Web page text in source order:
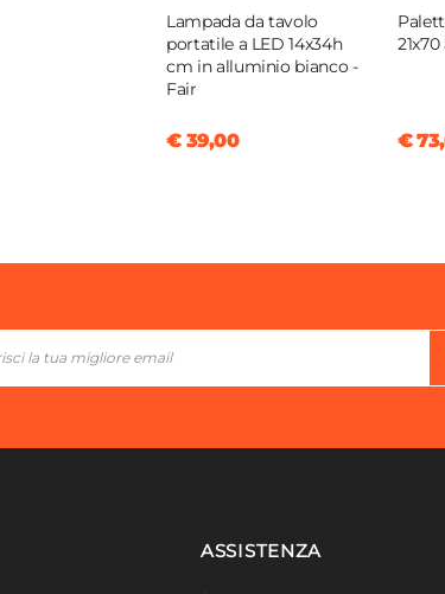
Lampada da tavolo
portatile a LED 14x34h
cm in alluminio bianco -
Fair
€ 39,00 €
ASSISTENZA